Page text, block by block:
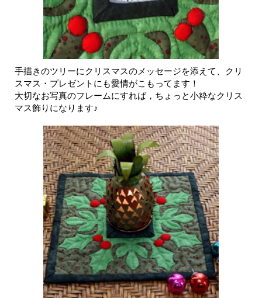
手描きのツリーにクリスマスのメッセージを添えて、クリ
スマス・プレゼントにも愛情がこもってます！
大切なお写真のフレームにすれば，ちょっと小粋なクリス
マス飾りになります♪